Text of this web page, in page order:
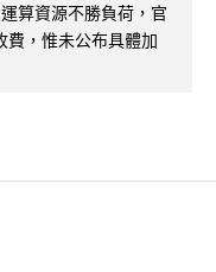
算資源不勝負荷，官
費，惟未公布具體加